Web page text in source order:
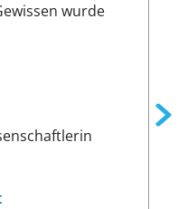
wurde